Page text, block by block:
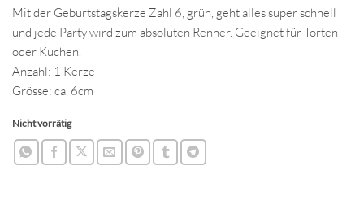
war:
CHF 2.90
ist:
CHF 1.00.
Mit der Geburtstagskerze Zahl 6, grün, geht alles super schnell
und jede Party wird zum absoluten Renner. Geeignet für Torten
oder Kuchen.
Anzahl: 1 Kerze
Grösse: ca. 6cm
Nicht vorrätig